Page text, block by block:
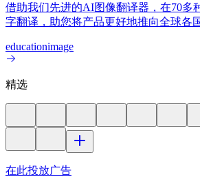
借助我们先进的AI图像翻译器，在70多
字翻译，助您将产品更好地推向全球各
educationimage
精选
在此投放广告